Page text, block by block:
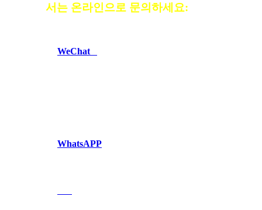
서는 온라인으로 문의하세요:
WeChat
WhatsAPP